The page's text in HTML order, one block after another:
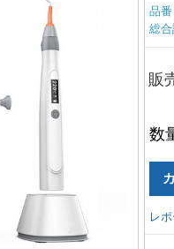
品
総
販
数
レ